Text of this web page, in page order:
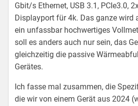
Gbit/s Ethernet, USB 3.1, PCIe3.0,
Displayport für 4k. Das ganze wird
ein unfassbar hochwertiges
soll es anders auch nur sein, das
gleichzeitig die passive
Gerätes.
Ich fasse mal zusammen, die
die wir von einem Gerät aus 2024